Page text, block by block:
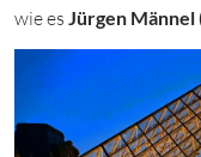
wie es Jürgen